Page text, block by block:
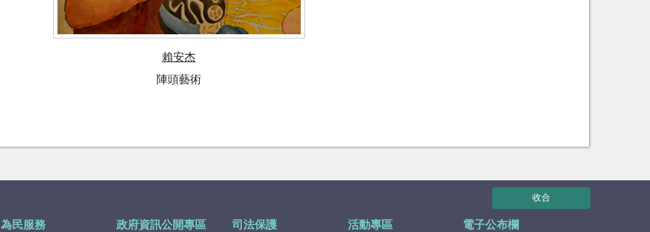
賴安杰
陣頭藝術
收合
為民服務 政府資訊公開專區 司法保護 活動專區 電子公布欄